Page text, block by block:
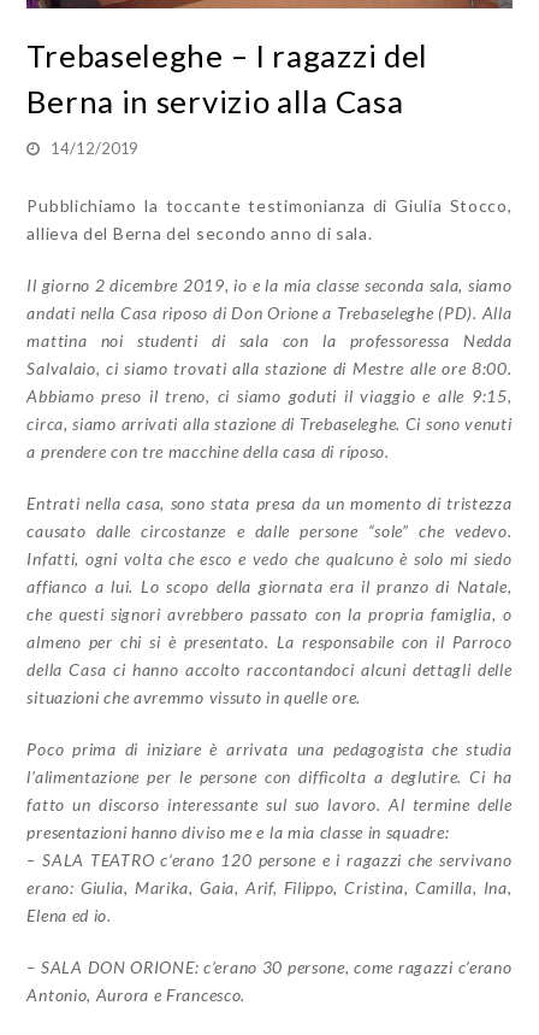
Trebaseleghe – I ragazzi del
Berna in servizio alla Casa
14/12/2019
Pubblichiamo la toccante testimonianza di Giulia Stocco,
allieva del Berna del secondo anno di sala.
Il giorno 2 dicembre 2019, io e la mia classe seconda sala, siamo
andati nella Casa riposo di Don Orione a Trebaseleghe (PD). Alla
mattina noi studenti di sala con la professoressa Nedda
Salvalaio, ci siamo trovati alla stazione di Mestre alle ore 8:00.
Abbiamo preso il treno, ci siamo goduti il viaggio e alle 9:15,
circa, siamo arrivati alla stazione di Trebaseleghe. Ci sono venuti
a prendere con tre macchine della casa di riposo.
Entrati nella casa, sono stata presa da un momento di tristezza
causato dalle circostanze e dalle persone “sole” che vedevo.
Infatti, ogni volta che esco e vedo che qualcuno è solo mi siedo
affianco a lui. Lo scopo della giornata era il pranzo di Natale,
che questi signori avrebbero passato con la propria famiglia, o
almeno per chi si è presentato. La responsabile con il Parroco
della Casa ci hanno accolto raccontandoci alcuni dettagli delle
situazioni che avremmo vissuto in quelle ore.
Poco prima di iniziare è arrivata una pedagogista che studia
l’alimentazione per le persone con difficolta a deglutire. Ci ha
fatto un discorso interessante sul suo lavoro. Al termine delle
presentazioni hanno diviso me e la mia classe in squadre:
– SALA TEATRO c’erano 120 persone e i ragazzi che servivano
erano: Giulia, Marika, Gaia, Arif, Filippo, Cristina, Camilla, Ina,
Elena ed io.
– SALA DON ORIONE: c’erano 30 persone, come ragazzi c’erano
Antonio, Aurora e Francesco.